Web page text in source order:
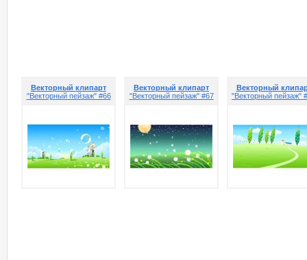
Векторный клипарт
"Векторный пейзаж" #66
Векторный клипарт
"Векторный пейзаж" #67
Векторный
"Векторный пейзаж"